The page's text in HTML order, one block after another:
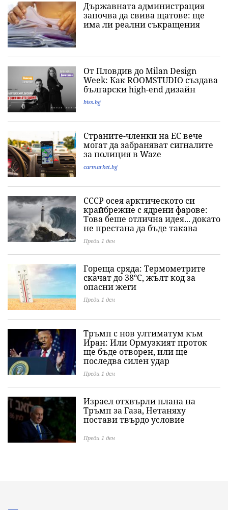
Държавната администрация
започва да свива щатове: ще
има ли реални съкращения
От Пловдив до Milan Design
Week: Как ROOMSTUDIO създава
български high-end дизайн
biss.bg
Страните-членки на ЕС вече
могат да забраняват сигналите
за полиция в Waze
carmarket.bg
СССР осея арктическото си
крайбрежие с ядрени фарове:
Това беше отлична идея... докато
не престана да бъде такава
Преди 1 ден
Гореща сряда: Термометрите
скачат до 38°C, жълт код за
опасни жеги
Преди 1 ден
Тръмп с нов ултиматум към
Иран: Или Ормузкият проток
ще бъде отворен, или ще
последва силен удар
Преди 1 ден
Израел отхвърли плана на
Тръмп за Газа, Нетаняху
постави твърдо условие
Преди 1 ден